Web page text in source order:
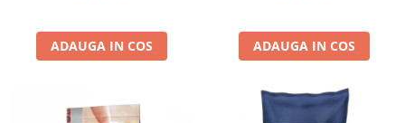
ADAUGA IN COS ADAUGA IN COS